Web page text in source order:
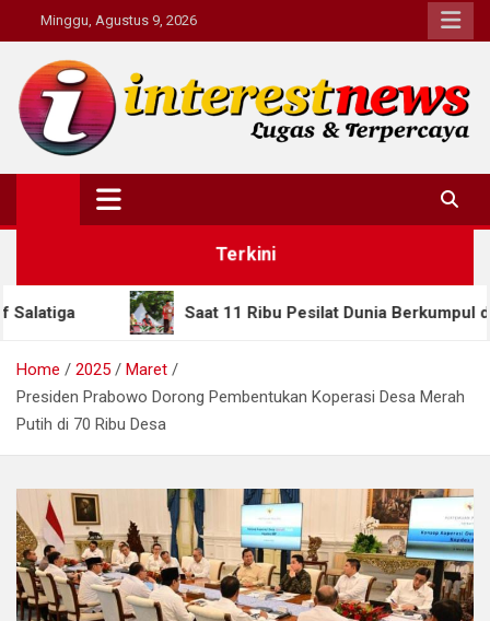
to
content
Minggu, Agustus 9, 2026
Interestnews.or.id
Terkini
Saat 11 Ribu Pesilat Dunia Berkumpul di Semarang,
Home 2025
Maret
Presiden Prabowo Dorong Pembentukan Koperasi Desa Merah
Putih di 70 Ribu Desa